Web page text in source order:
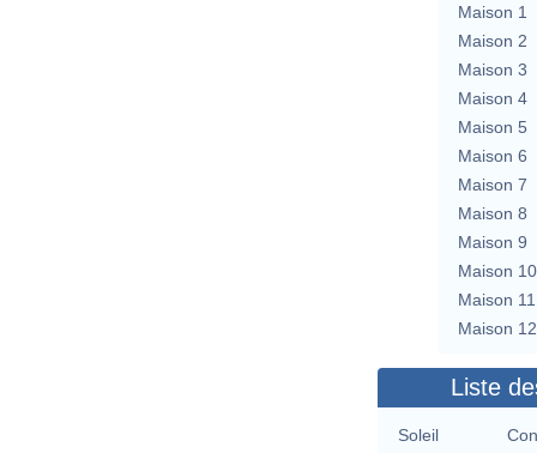
Maison 1
Maison 2
Maison 3
Maison 4
Maison 5
Maison 6
Maison 7
Maison 8
Maison 9
Maison 10
Maison 11
Maison 12
Liste
Soleil